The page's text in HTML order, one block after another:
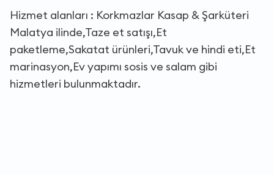
Hizmet alanları : Korkmazlar Kasap & Şarküteri
Malatya ilinde,Taze et satışı,Et
paketleme,Sakatat ürünleri,Tavuk ve hindi eti,Et
marinasyon,Ev yapımı sosis ve salam gibi
hizmetleri bulunmaktadır.